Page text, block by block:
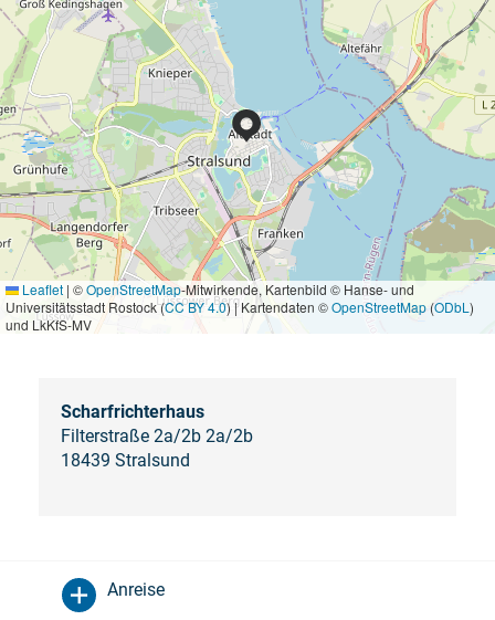
Leaflet | ©OpenStreetMap-Mitwirkende, Kartenbild © Hanse- und
Universitätsstadt Rostock (CC BY 4.0) | Kartendaten ©OpenStreetMap(ODbL )
und LkKfS-MV
Scharfrichterhaus
Filterstraße 2a/2b 2a/2b
18439 Stralsund
Anreise